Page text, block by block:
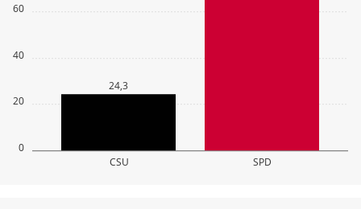
0
20
40
60
CSU SPD
24,3